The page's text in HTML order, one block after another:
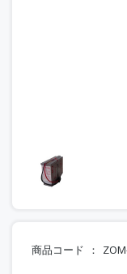
商品コード